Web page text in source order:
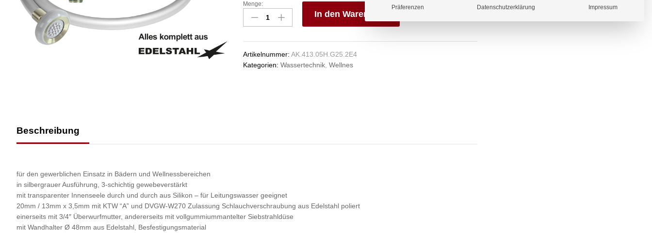
spa
Kneipp'sche
Garnitur
20mm
3/4"
Menge:
In den Warenkorb
Artikelnummer: AK.413.05H.G25.2E4
Kategorien: Wassertechnik, Wellnes
Beschreibung
für den gewerblichen Einsatz in Bädern und Wellnessbereichen
in silbergrauer Ausführung, 3-schichtig gewebeverstärkt
mit transparenter Innenseele durch und durch aus Silikon – für Leitungswasser geeignet
20mm / 13mm x 3,5mm mit KTW “A” und DVGW-W270 Zulassung Schlauchverschraubung aus Edelstahl poliert
einerseits mit 3/4″ Überwurfmutter, andererseits mit vollgummiummantelter Siebstrahldüse
mit Wandhalter Ø 48mm aus Edelstahl, Besfestigungsmaterial
Präferenzen Datenschutzerklärung Impressum